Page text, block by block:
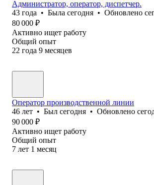
Администратор, оператор, диспетчер.
43 года • Была сегодня • Обновлено
80 000 ₽
Активно ищет работу
Общий опыт
22 года 9 месяцев
Оператор производственной линии
46 лет • Был сегодня • Обновлено
90 000 ₽
Активно ищет работу
Общий опыт
7 лет 1 месяц